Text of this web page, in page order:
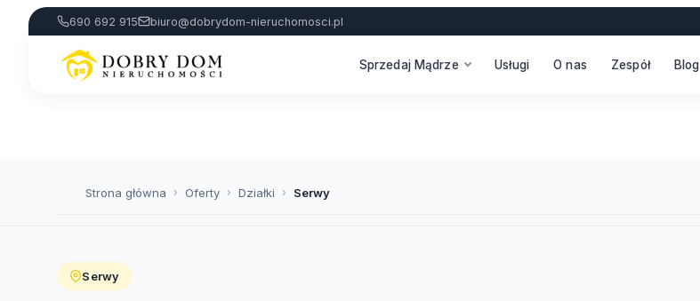
690 692 915 biuro@dobrydom-nieruchomosci.pl
Sprzedaj Mądrze Usługi O nas Zespół Blog
Strona główna › Oferty › Działki › Serwy
Serwy